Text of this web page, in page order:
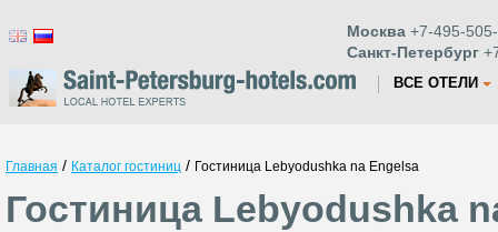
Москва +7-495-
Санкт-Петербург
ВСЕ ОТЕЛИ
Главная / Каталог гостиниц / Гостиница Lebyodushka na Engelsa
Гостиница Lebyodushka